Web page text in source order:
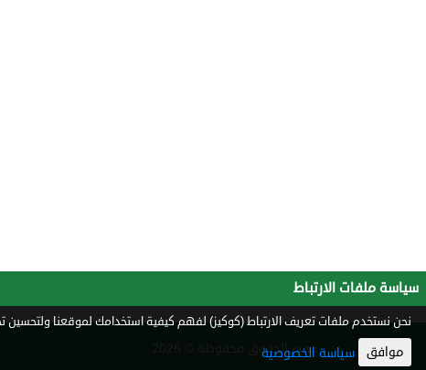
جميع الحقوق محفوظة © 2026
سياسة ملفات الارتباط
نحن نستخدم ملفات تعريف الارتباط (كوكيز) لفهم كيفية استخدامك لموقعنا ولتحسين
موافق سياسة الخصوصية